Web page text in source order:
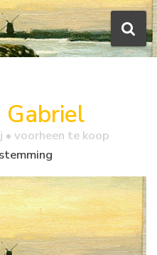
Gabriel
• voorheen te koop